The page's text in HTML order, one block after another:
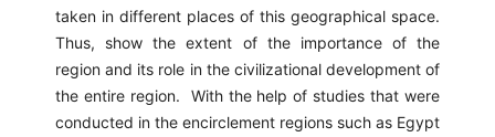
taken in different places of this geographical space.
Thus, show the extent of the importance of the
region and its role in the civilizational development of
the entire region. With the help of studies that were
conducted in the encirclement regions such as Egypt